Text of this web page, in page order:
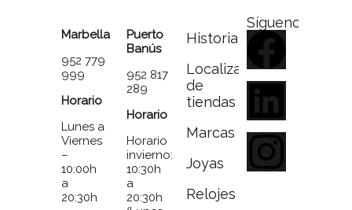
Marbella
952 779
999
Horario
Lunes a
Viernes
–
10:00h
a
20:30h
Puerto
Banús
952 817
289
Horario
Horario
invierno:
10:30h
a
20:30h
Historia
Localizador
de
tiendas
Marcas
Joyas
Relojes
Síguenos